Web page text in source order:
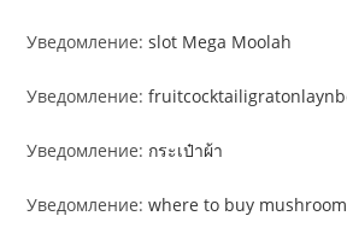
Уведомление:slot Mega Moolah
Уведомление:
Уведомление: กระเป๋าผ้า
Уведомление:where to buy